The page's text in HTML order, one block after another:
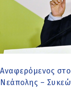
Αναφερόμενος
Νεάπολης –